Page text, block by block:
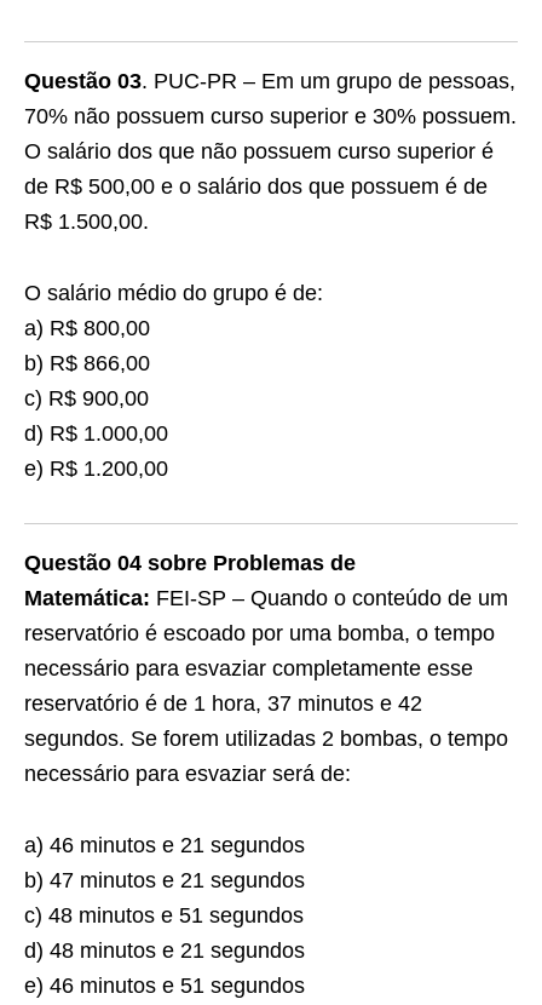
Questão 03. PUC-PR – Em um grupo de pessoas,
70% não possuem curso superior e 30% possuem.
O salário dos que não possuem curso superior é
de R$ 500,00 e o salário dos que possuem é de
R$ 1.500,00.
O salário médio do grupo é de:
a) R$ 800,00
b) R$ 866,00
c) R$ 900,00
d) R$ 1.000,00
e) R$ 1.200,00
Questão 04 sobre Problemas de
Matemática: FEI-SP – Quando o conteúdo de um
reservatório é escoado por uma bomba, o tempo
necessário para esvaziar completamente esse
reservatório é de 1 hora, 37 minutos e 42
segundos. Se forem utilizadas 2 bombas, o tempo
necessário para esvaziar será de:
a) 46 minutos e 21 segundos
b) 47 minutos e 21 segundos
c) 48 minutos e 51 segundos
d) 48 minutos e 21 segundos
e) 46 minutos e 51 segundos